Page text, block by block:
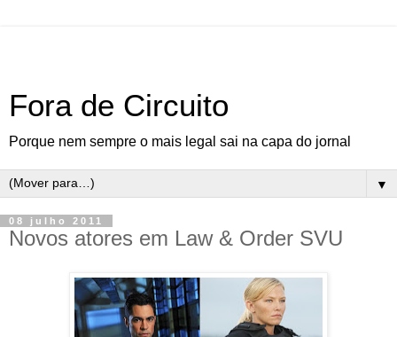
Fora de Circuito
Porque nem sempre o mais legal sai na capa do jornal
▼
08 julho 2011
Novos atores em Law & Order SVU